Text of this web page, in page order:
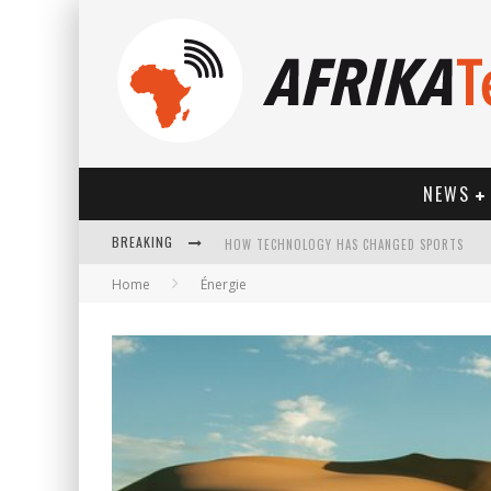
NEWS
BREAKING
Home Énergie